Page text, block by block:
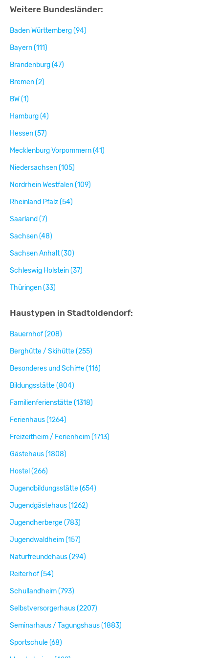
Weitere Bundesländer:
Baden Württemberg (94)
Bayern (111)
Brandenburg (47)
Bremen (2)
BW (1)
Hamburg (4)
Hessen (57)
Mecklenburg Vorpommern (41)
Niedersachsen (105)
Nordrhein Westfalen (109)
Rheinland Pfalz (54)
Saarland (7)
Sachsen (48)
Sachsen Anhalt (30)
Schleswig Holstein (37)
Thüringen (33)
Haustypen in Stadtoldendorf:
Bauernhof (208)
Berghütte / Skihütte (255)
Besonderes und Schiffe (116)
Bildungsstätte (804)
Familienferienstätte (1318)
Ferienhaus (1264)
Freizeitheim / Ferienheim (1713)
Gästehaus (1808)
Hostel (266)
Jugendbildungsstätte (654)
Jugendgästehaus (1262)
Jugendherberge (783)
Jugendwaldheim (157)
Naturfreundehaus (294)
Reiterhof (54)
Schullandheim (793)
Selbstversorgerhaus (2207)
Seminarhaus / Tagungshaus (1883)
Sportschule (68)